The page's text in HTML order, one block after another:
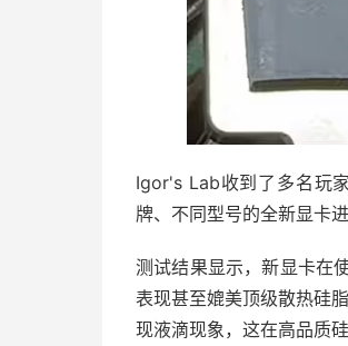
Igor's Lab收到了多名玩
牌、不同型号的全新显卡
测试结果显示，新显卡在
表现甚至媲美顶级散热硅
现液滴现象，这在高品质